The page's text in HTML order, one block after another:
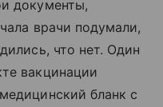
документы,
врачи подумали,
что нет. Один
вакцинации
бланк с